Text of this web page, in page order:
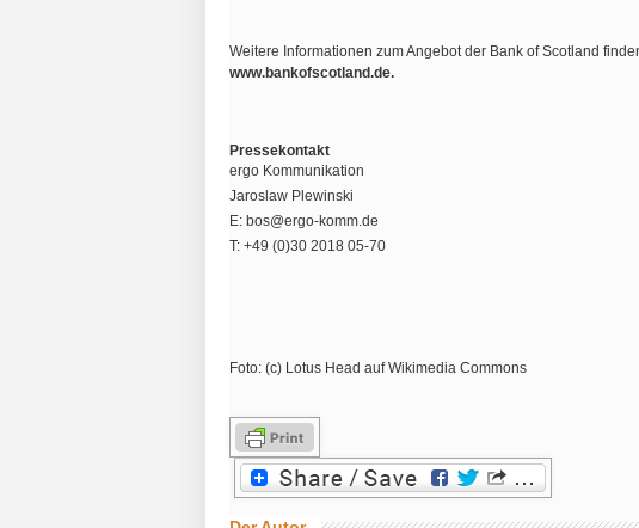
Weitere Informationen zum Angebot der Bank of Scotland
www.bankofscotland.de.
Pressekontakt
ergo Kommunikation
Jaroslaw Plewinski
E: bos@ergo-komm.de
T: +49 (0)30 2018 05-70
Foto: (c) Lotus Head auf Wikimedia Commons